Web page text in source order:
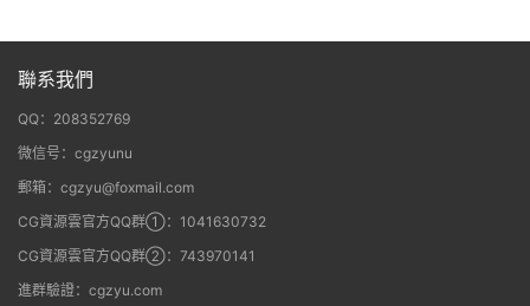
聯系我們
QQ：208352769
微信号：cgzyunu
郵箱：cgzyu@foxmail.com
CG資源雲官方QQ群①：1041630732
CG資源雲官方QQ群②：743970141
進群驗證：cgzyu.com